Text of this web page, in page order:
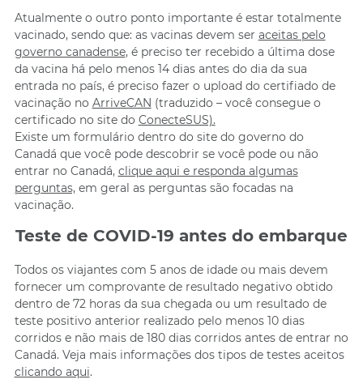
Atualmente o outro ponto importante é estar totalmente
vacinado, sendo que: as vacinas devem ser aceitas pelo
governo canadense, é preciso ter recebido a última dose
da vacina há pelo menos 14 dias antes do dia da sua
entrada no país, é preciso fazer o upload do certifiado de
vacinação no ArriveCAN (traduzido – você consegue o
certificado no site do ConecteSUS).
Existe um formulário dentro do site do governo do
Canadá que você pode descobrir se você pode ou não
entrar no Canadá, clique aqui e responda algumas
perguntas, em geral as perguntas são focadas na
vacinação.
Teste de COVID-19 antes do embarque
Todos os viajantes com 5 anos de idade ou mais devem
fornecer um comprovante de resultado negativo obtido
dentro de 72 horas da sua chegada ou um resultado de
teste positivo anterior realizado pelo menos 10 dias
corridos e não mais de 180 dias corridos antes de entrar no
Canadá. Veja mais informações dos tipos de testes aceitos
clicando aqui.